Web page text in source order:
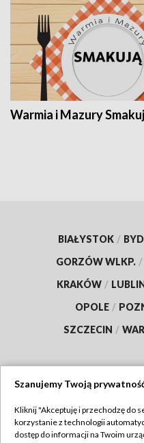
Warmia i Mazury
BIAŁYSTOK /
GORZÓW WLKP. /
KRAKÓW /
OPOLE /
SZCZECIN /
Szanujemy Twoją
Kliknij "Akceptuję i przechodzę do
korzystanie z technologii
dostęp do informacji na Twoim